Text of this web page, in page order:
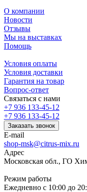
О компании
Новости
Отзывы
Мы на выставках
Помощь
Условия оплаты
Условия доставки
Гарантия на товар
Вопрос-ответ
Связаться с нами
+7 936 133-45-12
+7 936 133-45-12
Заказать звонок
E-mail
shop-msk@citrus-mix.ru
Адрес
Московская обл., ГО
Режим работы
Ежедневно с 10:00 до